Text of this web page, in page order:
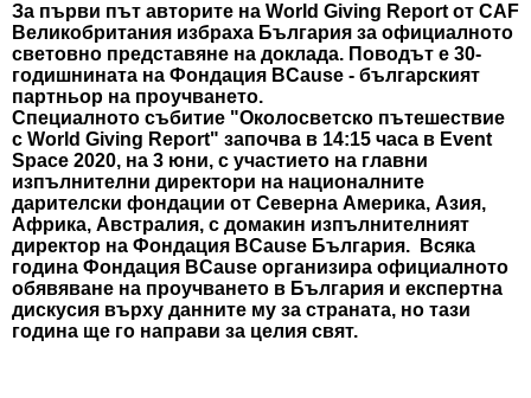
За първи път авторите на World Giving Report от CAF
Великобритания избраха България за официалното
световно представяне на доклада. Поводът е 30-
годишнината на Фондация BCause - българският
партньор на проучването.
Специалното събитие "Околосветско пътешествие
с World Giving Report" започва в 14:15 часа в Event
Space 2020, на 3 юни, с участието на главни
изпълнителни директори на националните
дарителски фондации от Северна Америка, Азия,
Африка, Австралия, с домакин изпълнителният
директор на Фондация BCause България. Всяка
година Фондация BCause организира официалното
обявяване на проучването в България и експертна
дискусия върху данните му за страната, но тази
година ще го направи за целия свят.